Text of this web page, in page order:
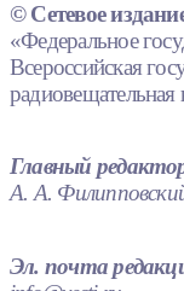
© Сетевое
«Федеральное
Всероссийская
Главный
А. А.
Эл. почта